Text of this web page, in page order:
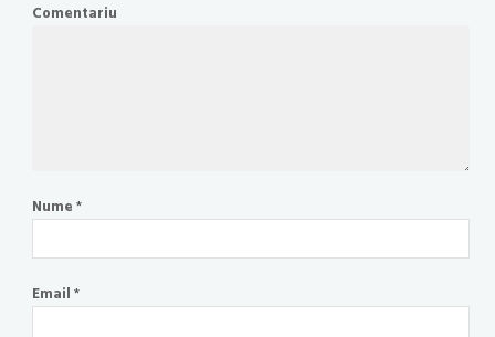
Comentariu
Nume *
Email *